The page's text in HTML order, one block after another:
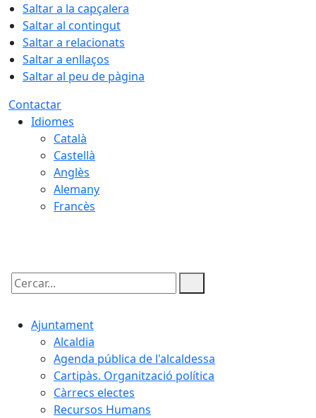
Saltar a la capçalera
Saltar al contingut
Saltar a relacionats
Saltar a enllaços
Saltar al peu de pàgina
Contactar
Idiomes
Català
Castellà
Anglès
Alemany
Francès
Cercar:
Ajuntament
Alcaldia
Agenda pública de l'alcaldessa
Cartipàs. Organització política
Càrrecs electes
Recursos Humans